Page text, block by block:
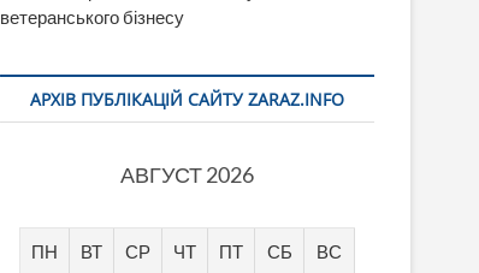
ветеранського бізнесу
АРХІВ ПУБЛІКАЦІЙ САЙТУ ZARAZ.INFO
АВГУСТ 2026
ПН ВТ СР ЧТ ПТ СБ ВС